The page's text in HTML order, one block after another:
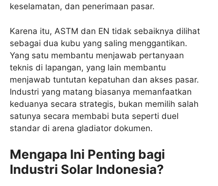
keselamatan, dan penerimaan pasar.
Karena itu, ASTM dan EN tidak sebaiknya dilihat
sebagai dua kubu yang saling menggantikan.
Yang satu membantu menjawab pertanyaan
teknis di lapangan, yang lain membantu
menjawab tuntutan kepatuhan dan akses pasar.
Industri yang matang biasanya memanfaatkan
keduanya secara strategis, bukan memilih salah
satunya secara membabi buta seperti duel
standar di arena gladiator dokumen.
Mengapa Ini Penting bagi
Industri Solar Indonesia?